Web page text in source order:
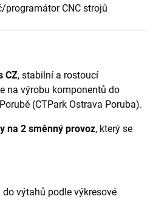
programátor CNC strojů
CZ, stabilní a rostoucí
na výrobu komponentů do
(CTPark Ostrava Poruba).
na 2 směnný provoz, který se
výtahů podle výkresové